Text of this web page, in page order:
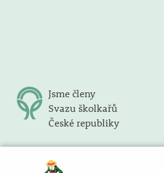
Jsme členy
Svazu školkařů
České republiky